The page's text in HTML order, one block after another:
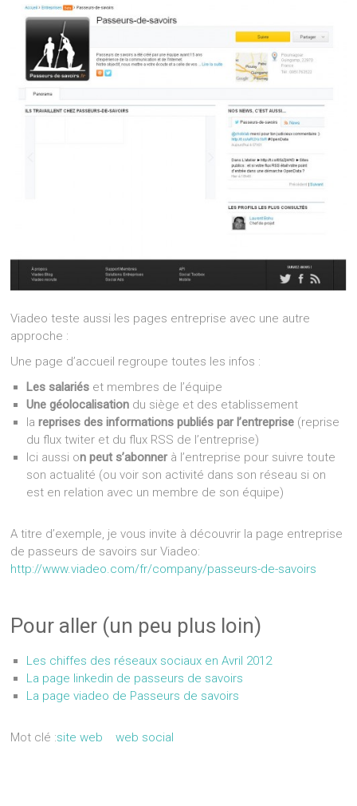
Viadeo teste aussi les pages entreprise avec une autre
approche :
Une page d’accueil regroupe toutes les infos :
Les salariés et membres de l’équipe
Une géolocalisation du siège et des etablissement
lareprises des informations publiés par l’entreprise (reprise
du flux twiter et du flux RSS de l’entreprise)
Ici aussi on peut s’abonnerà l’entreprise pour suivre toute
son actualité (ou voir son activité dans son réseau si on
est en relation avec un membre de son équipe)
A titre d’exemple, je vous invite à découvrir la page entreprise
de passeurs de savoirs sur Viadeo:
http://www.viadeo.com/fr/company/passeurs-de-savoirs
Pour aller (un peu plus loin)
Les chiffes des réseaux sociaux en Avril 2012
La page linkedin de passeurs de savoirs
La page viadeo de Passeurs de savoirs
Mot clé :site web web social